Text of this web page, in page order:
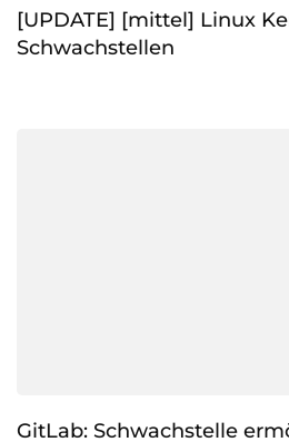
[UPDATE] [mittel] Linux
Schwachstellen
GitLab: Schwachstelle